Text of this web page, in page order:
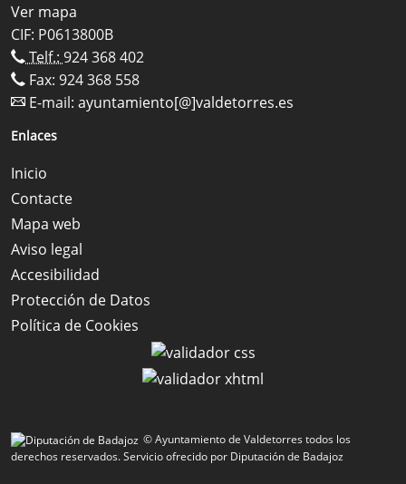
Ver mapa
CIF: P0613800B
Telf.: 924 368 402
Fax: 924 368 558
E-mail: ayuntamiento[@]valdetorres.es
Enlaces
Inicio
Contacte
Mapa web
Aviso legal
Accesibilidad
Protección de Datos
Política de Cookies
© Ayuntamiento de Valdetorres todos los
derechos reservados.Servicio ofrecido por Diputación de Badajoz